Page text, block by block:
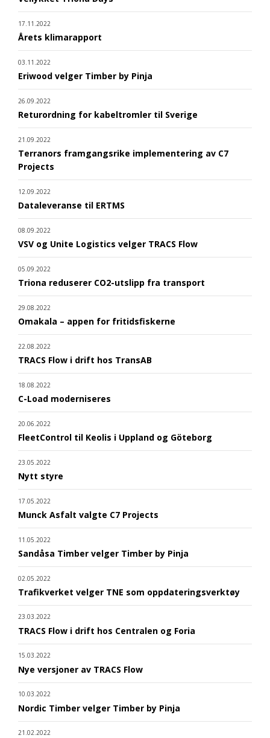
17.11.2022
Årets klimarapport
03.11.2022
Eriwood velger Timber by Pinja
26.09.2022
Returordning for kabeltromler til Sverige
21.09.2022
Terranors framgangsrike implementering av C7
Projects
12.09.2022
Dataleveranse til ERTMS
08.09.2022
VSV og Unite Logistics velger TRACS Flow
05.09.2022
Triona reduserer CO2-utslipp fra transport
29.08.2022
Omakala – appen for fritidsfiskerne
22.08.2022
TRACS Flow i drift hos TransAB
18.08.2022
C-Load moderniseres
20.06.2022
FleetControl til Keolis i Uppland og Göteborg
23.05.2022
Nytt styre
17.05.2022
Munck Asfalt valgte C7 Projects
11.05.2022
Sandåsa Timber velger Timber by Pinja
02.05.2022
Trafikverket velger TNE som oppdateringsverktøy
23.03.2022
TRACS Flow i drift hos Centralen og Foria
15.03.2022
Nye versjoner av TRACS Flow
10.03.2022
Nordic Timber velger Timber by Pinja
21.02.2022